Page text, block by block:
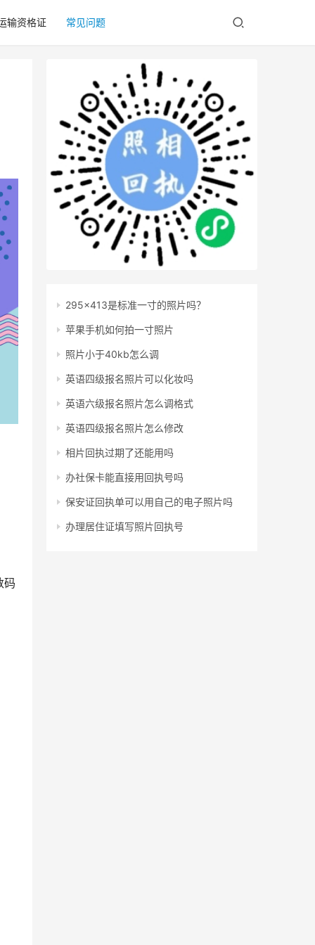
输资格证 常见问题
码
295x413是标准一寸的照片吗？
苹果手机如何拍一寸照片
照片小于40kb怎么调
英语四级报名照片可以化妆吗
英语六级报名照片怎么调格式
英语四级报名照片怎么修改
相片回执过期了还能用吗
办社保卡能直接用回执号吗
保安证回执单可以用自己的电子照片吗
办理居住证填写照片回执号